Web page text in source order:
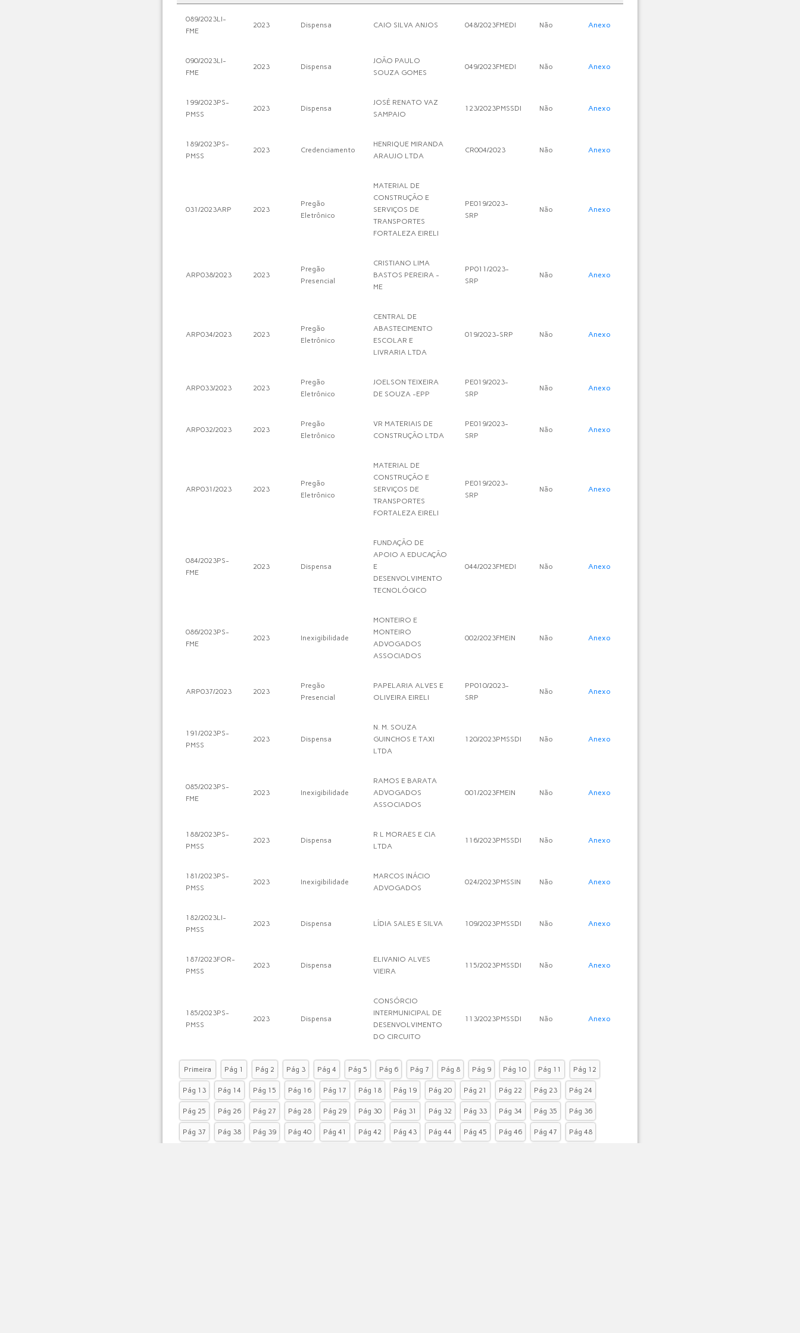
089/2023LI-
FME
2023 Dispensa CAIO SILVA ANJOS 048/2023FMEDI Não Anexo
090/2023LI-
FME
2023 Dispensa
JOÃO PAULO
SOUZA GOMES
049/2023FMEDI Não Anexo
199/2023PS-
PMSS
2023 Dispensa
JOSÉ RENATO VAZ
SAMPAIO
123/2023PMSSDI Não Anexo
189/2023PS-
PMSS
2023 Credenciamento
HENRIQUE MIRANDA
ARAUJO LTDA
CR004/2023 Não Anexo
031/2023ARP 2023
Pregão
Eletrônico
MATERIAL DE
CONSTRUÇÃO E
SERVIÇOS DE
TRANSPORTES
FORTALEZA EIRELI
PE019/2023-
SRP
Não Anexo
ARP038/2023 2023
Pregão
Presencial
CRISTIANO LIMA
BASTOS PEREIRA -
ME
PP011/2023-
SRP
Não Anexo
ARP034/2023 2023
Pregão
Eletrônico
CENTRAL DE
ABASTECIMENTO
ESCOLAR E
LIVRARIA LTDA
019/2023-SRP Não Anexo
ARP033/2023 2023
Pregão
Eletrônico
JOELSON TEIXEIRA
DE SOUZA -EPP
PE019/2023-
SRP
Não Anexo
ARP032/2023 2023
Pregão
Eletrônico
VR MATERIAIS DE
CONSTRUÇÃO LTDA
PE019/2023-
SRP
Não Anexo
ARP031/2023 2023
Pregão
Eletrônico
MATERIAL DE
CONSTRUÇÃO E
SERVIÇOS DE
TRANSPORTES
FORTALEZA EIRELI
PE019/2023-
SRP
Não Anexo
084/2023PS-
FME
2023 Dispensa
FUNDAÇÃO DE
APOIO A EDUCAÇÃO
E
DESENVOLVIMENTO
TECNOLÓGICO
044/2023FMEDI Não Anexo
086/2023PS-
FME
2023 Inexigibilidade
MONTEIRO E
MONTEIRO
ADVOGADOS
ASSOCIADOS
002/2023FMEIN Não Anexo
ARP037/2023 2023
Pregão
Presencial
PAPELARIA ALVES E
OLIVEIRA EIRELI
PP010/2023-
SRP
Não Anexo
191/2023PS-
PMSS
2023 Dispensa
N. M. SOUZA
GUINCHOS E TAXI
LTDA
120/2023PMSSDI Não Anexo
085/2023PS-
FME
2023 Inexigibilidade
RAMOS E BARATA
ADVOGADOS
ASSOCIADOS
001/2023FMEIN Não Anexo
188/2023PS-
PMSS
2023 Dispensa
R L MORAES E CIA
LTDA
116/2023PMSSDI Não Anexo
181/2023PS-
PMSS
2023 Inexigibilidade
MARCOS INÁCIO
ADVOGADOS
024/2023PMSSIN Não Anexo
182/2023LI-
PMSS
2023 Dispensa LÍDIA SALES E SILVA 109/2023PMSSDI Não Anexo
187/2023FOR-
PMSS
2023 Dispensa
ELIVANIO ALVES
VIEIRA
115/2023PMSSDI Não Anexo
185/2023PS-
PMSS
2023 Dispensa
CONSÓRCIO
INTERMUNICIPAL DE
DESENVOLVIMENTO
DO CIRCUITO
113/2023PMSSDI Não Anexo
Primeira Pág 1 Pág 2 Pág 3 Pág 4 Pág 5 Pág 6 Pág 7 Pág 8 Pág 9 Pág 10 Pág 11 Pág 12
Pág 13 Pág 14 Pág 15 Pág 16 Pág 17 Pág 18 Pág 19 Pág 20 Pág 21 Pág 22 Pág 23 Pág 24
Pág 25 Pág 26 Pág 27 Pág 28 Pág 29 Pág 30 Pág 31 Pág 32 Pág 33 Pág 34 Pág 35 Pág 36
Pág 37 Pág 38 Pág 39 Pág 40 Pág 41 Pág 42 Pág 43 Pág 44 Pág 45 Pág 46 Pág 47 Pág 48